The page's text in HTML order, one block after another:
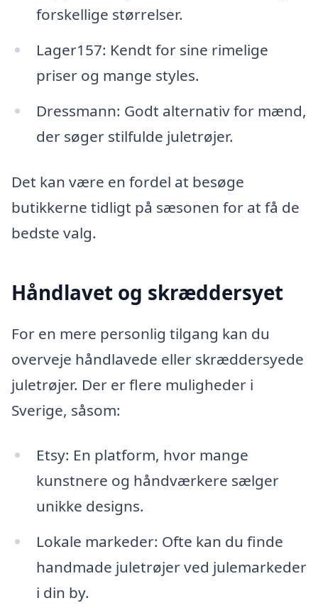
forskellige størrelser.
Lager157: Kendt for sine rimelige
priser og mange styles.
Dressmann: Godt alternativ for mænd,
der søger stilfulde juletrøjer.
Det kan være en fordel at besøge
butikkerne tidligt på sæsonen for at få de
bedste valg.
Håndlavet og skræddersyet
For en mere personlig tilgang kan du
overveje håndlavede eller skræddersyede
juletrøjer. Der er flere muligheder i
Sverige, såsom:
Etsy: En platform, hvor mange
kunstnere og håndværkere sælger
unikke designs.
Lokale markeder: Ofte kan du finde
handmade juletrøjer ved julemarkeder
i din by.